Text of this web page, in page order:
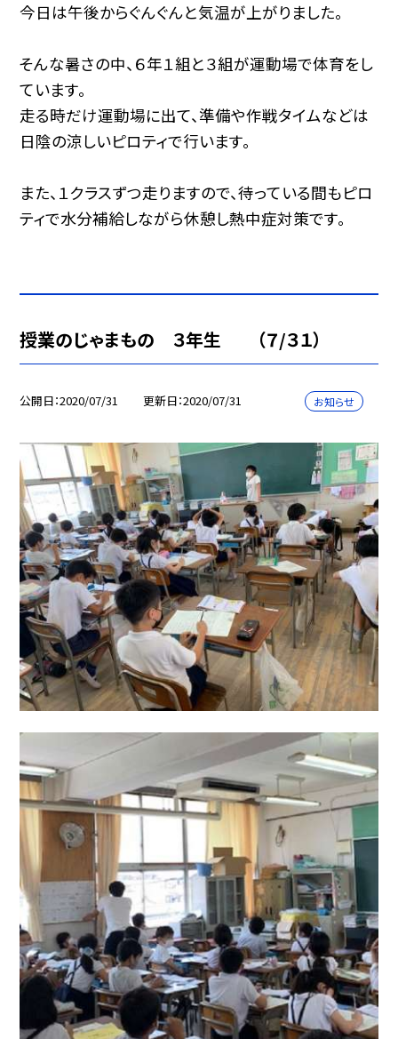
今日は午後からぐんぐんと気温が上がりました。
そんな暑さの中、６年１組と３組が運動場で体育をし
ています。
走る時だけ運動場に出て、準備や作戦タイムなどは
日陰の涼しいピロティで行います。
また、１クラスずつ走りますので、待っている間もピロ
ティで水分補給しながら休憩し熱中症対策です。
授業のじゃまもの ３年生 （７/３１）
公開日 2020/07/31 更新日 2020/07/31 お知らせ